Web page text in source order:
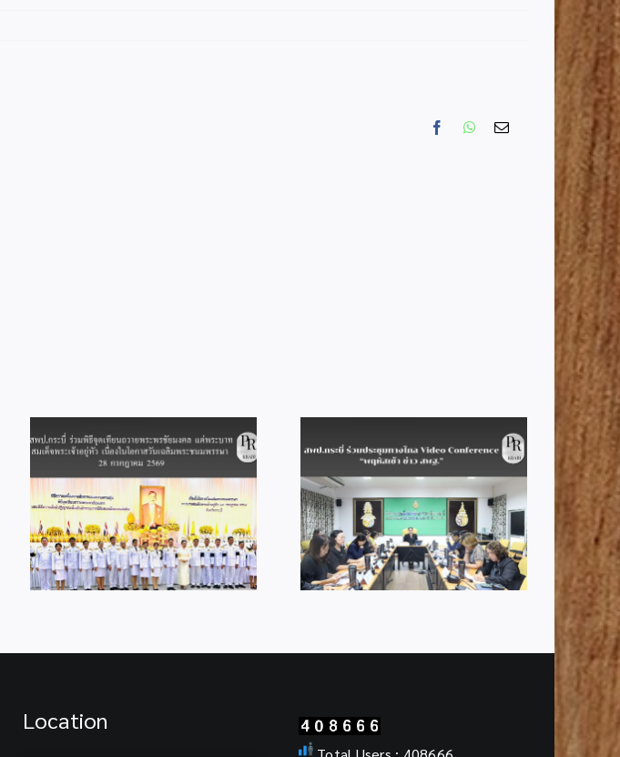
FacebookWhatsApp
Email
สพป.กระบี่ ร่วมประชุมทาง
ไกล Video Conference
“พฤหัสเช้า ข่าว สพฐ.”
สพป.กระบี่ รับรางวัลดีเด่น
Good Practice ด้านการ
บริหารการประเมินคุณภาพ
ผู้เรียน (NT) และการประเมิน
ความสามารถด้านการอ่าน
(RT) ปีการศึกษา 2568
Location